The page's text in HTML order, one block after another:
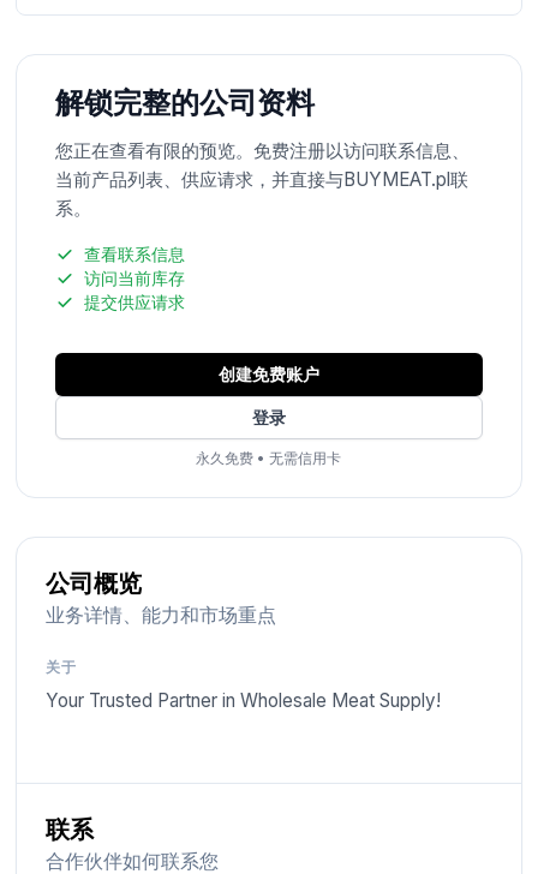
解锁完整的公司资料
您正在查看有限的预览。免费注册以访问联系信息、
当前产品列表、供应请求，并直接与BUYMEAT.pl联
系。
查看联系信息
访问当前库存
提交供应请求
创建免费账户
登录
永久免费 •无需信用卡
公司概览
业务详情、能力和市场重点
关于
Your Trusted Partner in Wholesale Meat Supply!
联系
合作伙伴如何联系您